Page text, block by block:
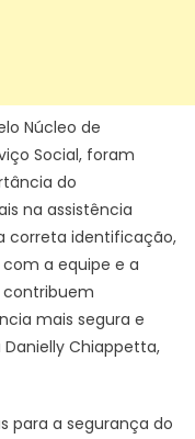
Núcleo de
Social, foram
do
na assistência
correta identificação,
a equipe e a
mais segura e
Chiappetta,
para a segurança do